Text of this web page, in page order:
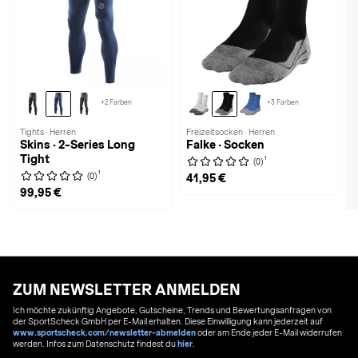
+2 Farben
Tights · Herren
Skins · 2-Series Long
Tight
(0) 1
99,95 €
+3 Farben
Freizeitsocken · Herren
Falke · Socken
(0) 1
41,95 €
ZUM NEWSLETTER ANMELDEN
Ich möchte zukünftig Angebote, Gutscheine, Trends und Bewertungsanfragen von
der SportScheck GmbH per E-Mail erhalten. Diese Einwilligung kann jederzeit auf
www.sportscheck.com/newsletter-abmeldenoder am Ende jeder E-Mail widerrufen
werden. Infos zum Datenschutz findest duhier